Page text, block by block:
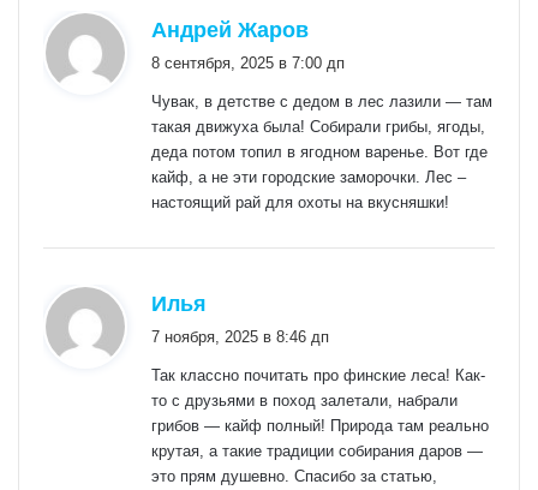
Андрей Жаров
8 сентября, 2025 в 7:00 дп
Чувак, в детстве с дедом в лес лазили — там
такая движуха была! Собирали грибы, ягоды,
деда потом топил в ягодном варенье. Вот где
кайф, а не эти городские заморочки. Лес –
настоящий рай для охоты на вкусняшки!
Илья
7 ноября, 2025 в 8:46 дп
Так классно почитать про финские леса! Как-
то с друзьями в поход залетали, набрали
грибов — кайф полный! Природа там реально
крутая, а такие традиции собирания даров —
это прям душевно. Спасибо за статью,